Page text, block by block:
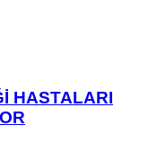
HASTALARI